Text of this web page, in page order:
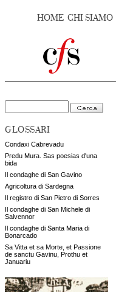
HOME CHI SIAMO
GLOSSARI
Condaxi Cabrevadu
Predu Mura. Sas poesias d'una
bida
Il condaghe di San Gavino
Agricoltura di Sardegna
Il registro di San Pietro di Sorres
Il condaghe di San Michele di
Salvennor
Il condaghe di Santa Maria di
Bonarcado
Sa Vitta et sa Morte, et Passione
de sanctu Gavinu, Prothu et
Januariu